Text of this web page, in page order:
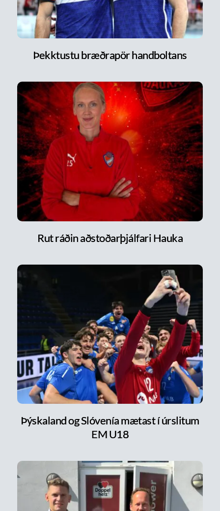
Þekktustu bræðrapör handboltans
Rut ráðin aðstoðarþjálfari Hauka
Þýskaland og Slóvenía mætast í úrslitum
EM U18